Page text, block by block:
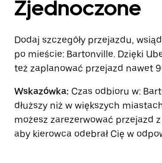
Zjednoczone
Dodaj szczegóły przejazdu,
po mieście: Bartonville. Dzięki
też zaplanować przejazd nawet
Wskazówka: Czas odbioru w:
dłuższy niż w większych
możesz zarezerwować przejazd
aby kierowca odebrał Cię w